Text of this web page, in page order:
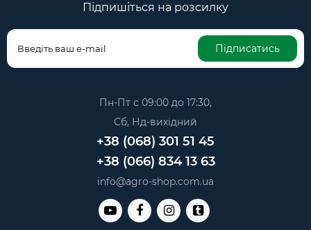
Підпишіться на розсилку
Підписатись
Пн-Пт с 09:00 до 17:30,
Сб, Нд-вихідний
+38 (068) 301 51 45
+38 (066) 834 13 63
info@agro-shop.com.ua